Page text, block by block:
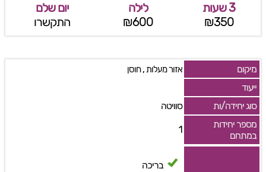
3 שעות
₪350
לילה
₪600
יום שלם
התקשרו
מיקום אזור מעלות,חוסן
ייעוד
סוג יחידה/ות
סוויטה
מספר יחידות
במתחם
1
בריכה